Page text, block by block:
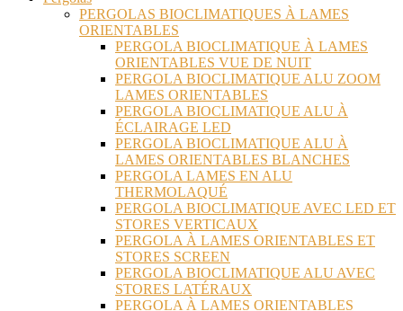
PERGOLAS BIOCLIMATIQUES À LAMES
ORIENTABLES
PERGOLA BIOCLIMATIQUE À LAMES
ORIENTABLES VUE DE NUIT
PERGOLA BIOCLIMATIQUE ALU ZOOM
LAMES ORIENTABLES
PERGOLA BIOCLIMATIQUE ALU À
ÉCLAIRAGE LED
PERGOLA BIOCLIMATIQUE ALU À
LAMES ORIENTABLES BLANCHES
PERGOLA LAMES EN ALU
THERMOLAQUÉ
PERGOLA BIOCLIMATIQUE AVEC LED ET
STORES VERTICAUX
PERGOLA À LAMES ORIENTABLES ET
STORES SCREEN
PERGOLA BIOCLIMATIQUE ALU AVEC
STORES LATÉRAUX
PERGOLA À LAMES ORIENTABLES